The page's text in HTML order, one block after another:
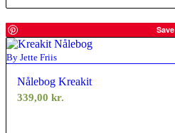
Save
By Jette Friis
Nålebog Kreakit
339,00 kr.